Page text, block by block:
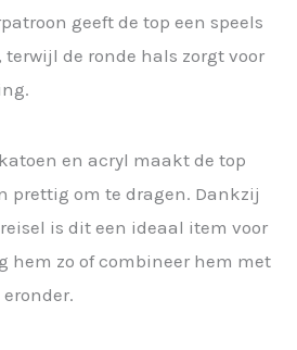
geeft de top een speels
de ronde hals zorgt voor
en acryl maakt de top
prettig om te dragen. Dankzij
is dit een ideaal item voor
hem zo of combineer hem met